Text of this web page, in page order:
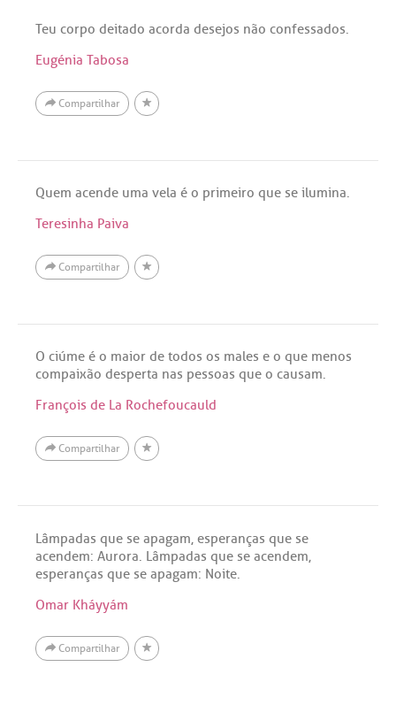
Teu corpo deitado acorda desejos não confessados.
Eugénia Tabosa
Compartilhar
Quem acende uma vela é o primeiro que se ilumina.
Teresinha Paiva
Compartilhar
O ciúme é o maior de todos os males e o que menos
compaixão desperta nas pessoas que o causam.
François de La Rochefoucauld
Compartilhar
Lâmpadas que se apagam, esperanças que se
acendem: Aurora. Lâmpadas que se acendem,
esperanças que se apagam: Noite.
Omar Kháyyám
Compartilhar